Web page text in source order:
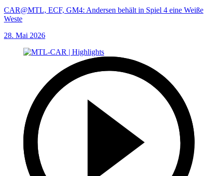
CAR@MTL, ECF, GM4: Andersen behält in Spiel 4 eine Weiße
Weste
28. Mai 2026